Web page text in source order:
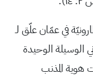
في عمّان علّق لـ
الوسيلة الوحيدة
هوية المذنب